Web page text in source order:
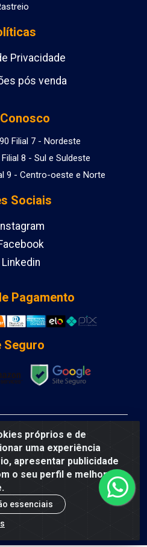
próprios e de
uma experiência
apresentar publicidade
o seu perfil e melhorar a
essenciais
Privacidade
pós venda
Filial 7 - Nordeste
8 - Sul e Suldeste
9 - Centro-oeste e Norte
Sociais
Linkedin
Pagamento
Seguro
COSMETICOS LTDA - AV
MAGALHAES, Humildes,
- CEP 44135-000 - CNPJ:
0001-40